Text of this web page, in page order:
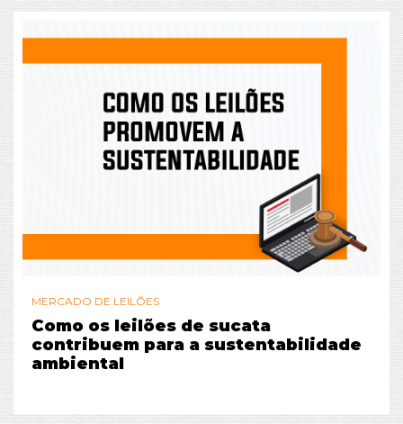
MERCADO DE LEILÕES
Como os leilões de sucata
contribuem para a sustentabilidade
ambiental